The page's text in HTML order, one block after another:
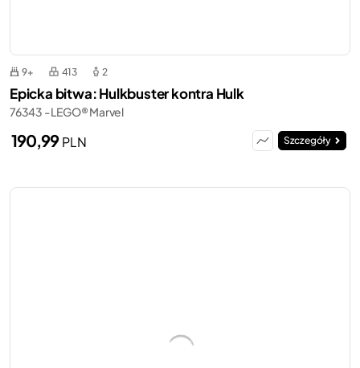
9+ 413 2
Epicka bitwa: Hulkbuster kontra Hulk
76343 - LEGO® Marvel
190,99PLN Szczegóły